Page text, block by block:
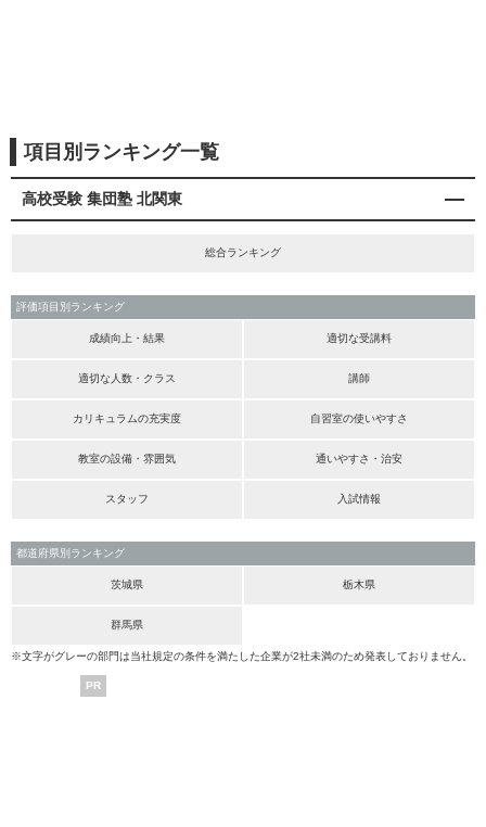
項目別ランキング一覧
高校受験 集団塾 北関東
総合ランキング
評価項目別ランキング
成績向上・結果 適切な受講料
適切な人数・クラス 講師
カリキュラムの充実度 自習室の使いやすさ
教室の設備・雰囲気 通いやすさ・治安
スタッフ 入試情報
都道府県別ランキング
茨城県 栃木県
群馬県
※文字がグレーの部門は当社規定の条件を満たした企業が2社未満のため発表しておりません。
PR